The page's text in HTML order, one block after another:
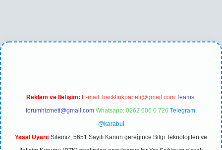
yeni giriş
Reklam ve İletişim: E-mail: backlinkpaneli@gmail.com Teams:
forumhizmeti@gmail.com Whatsapp: 0262 606 0 726 Telegram:
@karabul
Yasal Uyarı: Sitemiz, 5651 Sayılı Kanun gereğince Bilgi Teknolojileri ve